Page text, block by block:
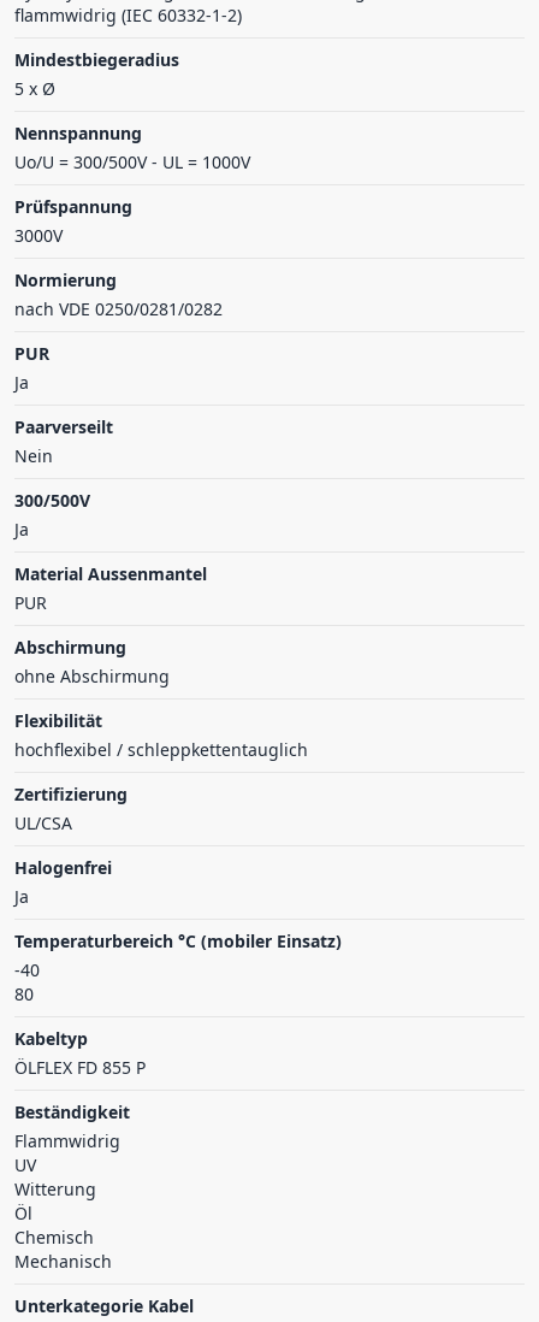
flammwidrig (IEC 60332-1-2)
Mindestbiegeradius
5 x Ø
Nennspannung
Uo/U = 300/500V - UL = 1000V
Prüfspannung
3000V
Normierung
nach VDE 0250/0281/0282
PUR
Ja
Paarverseilt
Nein
300/500V
Ja
Material Aussenmantel
PUR
Abschirmung
ohne Abschirmung
Flexibilität
hochflexibel / schleppkettentauglich
Zertifizierung
UL/CSA
Halogenfrei
Ja
Temperaturbereich °C (mobiler Einsatz)
-40
80
Kabeltyp
ÖLFLEX FD 855 P
Beständigkeit
Flammwidrig
UV
Witterung
Öl
Chemisch
Mechanisch
Unterkategorie Kabel